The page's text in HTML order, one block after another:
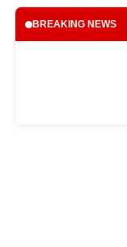
BREAKING NEWS